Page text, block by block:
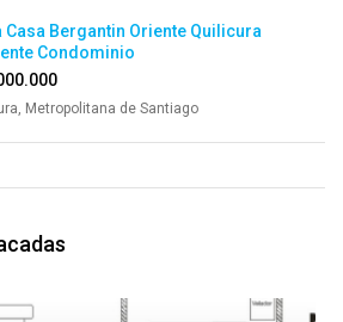
Casa Bergantin Oriente Quilicura
Condominio
Metropolitana de Santiago